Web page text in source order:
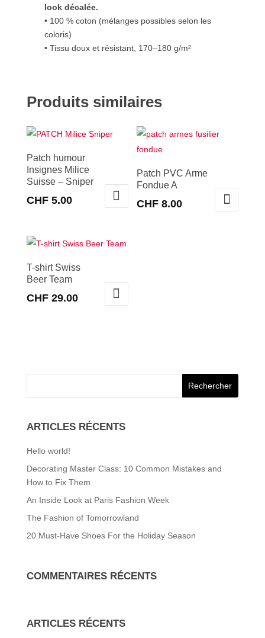
look décalée.
• 100 % coton (mélanges possibles selon les
coloris)
• Tissu doux et résistant, 170–180 g/m²
Produits similaires
Patch humour
Insignes Milice
Suisse – Sniper
CHF5.00
Patch PVC Arme
Fondue A
CHF 8.00
T-shirt Swiss
Beer Team
CHF29.00
variations.
choisies
sur
la
page
du
ARTICLES RÉCENTS
Hello world!
Decorating Master Class: 10 Common Mistakes and
How to Fix Them
An Inside Look at Paris Fashion Week
The Fashion of Tomorrowland
20 Must-Have Shoes For the Holiday Season
COMMENTAIRES RÉCENTS
ARTICLES RÉCENTS